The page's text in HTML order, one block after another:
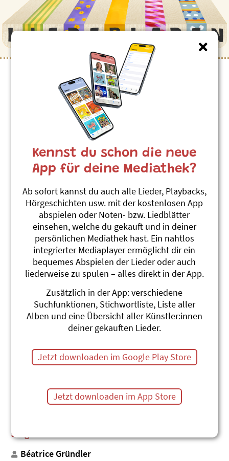
Ohreschmaus und
Zungebrächer
aufgeweckte Kinder
Béatrice Gründler
Kennst du schon die neue
App für deine Mediathek?
Ab sofort kannst du auch alle Lieder, Playbacks,
Hörgeschichten usw. mit der kostenlosen App
abspielen oder Noten- bzw. Liedblätter
einsehen, welche du gekauft und in deiner
persönlichen Mediathek hast. Ein nahtlos
integrierter Mediaplayer ermöglicht dir ein
bequemes Abspielen der Lieder oder auch
liederweise zu spulen – alles direkt in der App.
Zusätzlich in der App: verschiedene
Suchfunktionen, Stichwortliste, Liste aller
Alben und eine Übersicht aller Künstler:innen
deiner gekauften Lieder.
Jetzt downloaden im Google Play Store
Jetzt downloaden im App Store